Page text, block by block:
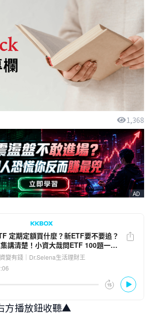
1,368
AD
方播放鈕收聽▲